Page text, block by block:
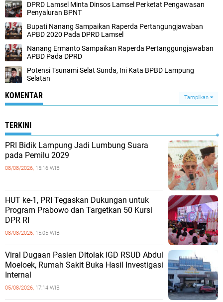
DPRD Lamsel Minta Dinsos Lamsel Perketat Pengawasan
Penyaluran BPNT
Bupati Nanang Sampaikan Raperda Pertangungjawaban
APBD 2020 Pada DPRD Lamsel
Nanang Ermanto Sampaikan Raperda Pertanggungjawaban
APBD Pada DPRD
Potensi Tsunami Selat Sunda, Ini Kata BPBD Lampung
Selatan
KOMENTAR Tampilkan
TERKINI
PRI Bidik Lampung Jadi Lumbung Suara
pada Pemilu 2029
08/08/2026, 15:16 WIB
HUT ke-1, PRI Tegaskan Dukungan untuk
Program Prabowo dan Targetkan 50 Kursi
DPR RI
08/08/2026, 15:05 WIB
Viral Dugaan Pasien Ditolak IGD RSUD Abdul
Moeloek, Rumah Sakit Buka Hasil Investigasi
Internal
05/08/2026, 17:14 WIB